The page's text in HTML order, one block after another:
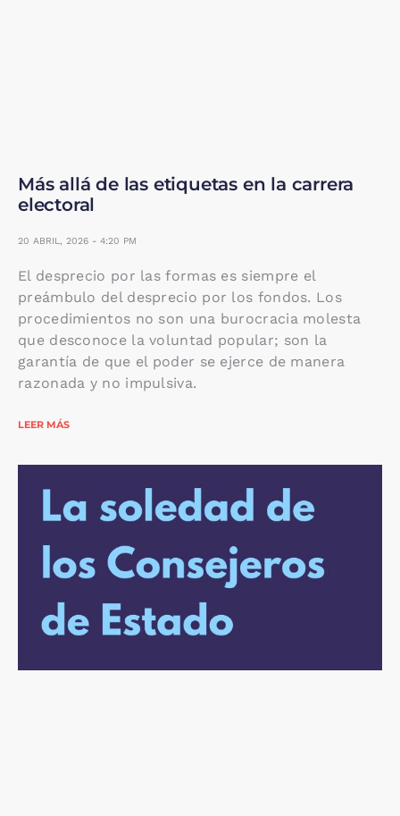
Más allá de las etiquetas en la carrera
electoral
20 ABRIL, 2026 4:20 PM
El desprecio por las formas es siempre el
preámbulo del desprecio por los fondos. Los
procedimientos no son una burocracia molesta
que desconoce la voluntad popular; son la
garantía de que el poder se ejerce de manera
razonada y no impulsiva.
LEER MÁS